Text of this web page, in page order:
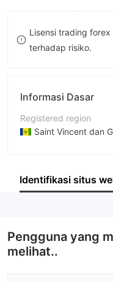
8
9Lisensi trading
terhadap risiko.
Informasi Dasar
Registered region
Saint Vincent dan
Nama perusahaan
Identifikasi situs
Pengguna yang
melihat..